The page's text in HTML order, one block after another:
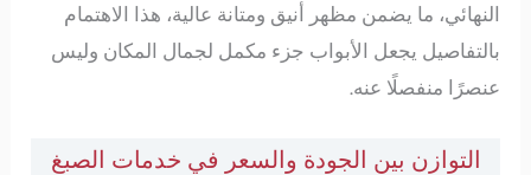
النهائي، ما يضمن مظهر أنيق ومتانة عالية، هذا الاهتمام
بالتفاصيل يجعل الأبواب جزء مكمل لجمال المكان وليس
عنصرًا منفصلًا عنه.
التوازن بين الجودة والسعر في خدمات الصبغ